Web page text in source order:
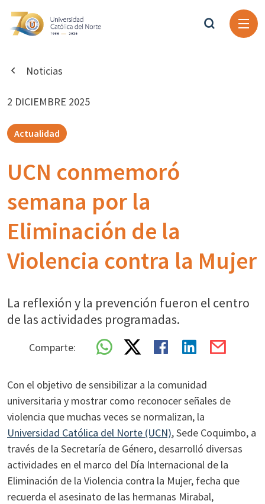
Noticias
2 DICIEMBRE 2025
Actualidad
UCN conmemoró
semana por la
Eliminación de la
Violencia contra la Mujer
La reflexión y la prevención fueron el centro
de las actividades programadas.
Comparte:
Con el objetivo de sensibilizar a la comunidad
universitaria y mostrar como reconocer señales de
violencia que muchas veces se normalizan, la
Universidad Católica del Norte (UCN), Sede Coquimbo, a
través de la Secretaría de Género, desarrolló diversas
actividades en el marco del Día Internacional de la
Eliminación de la Violencia contra la Mujer, fecha que
recuerda el asesinato de las hermanas Mirabal,